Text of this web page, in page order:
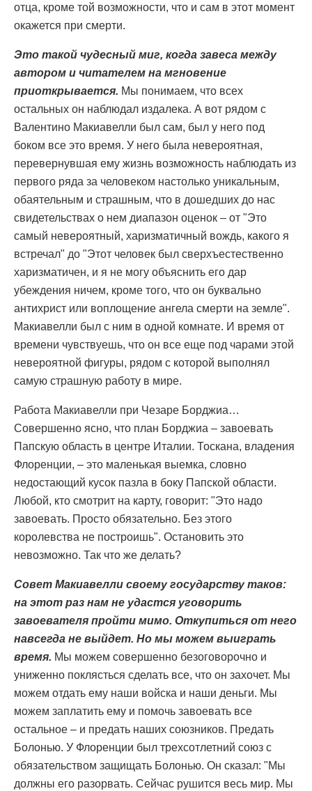
отца, кроме той возможности, что и сам в этот момент
окажется при смерти.
Это такой чудесный миг, когда завеса между
автором и читателем на мгновение
приоткрывается. Мы понимаем, что всех
остальных он наблюдал издалека. А вот рядом с
Валентино Макиавелли был сам, был у него под
боком все это время. У него была невероятная,
перевернувшая ему жизнь возможность наблюдать из
первого ряда за человеком настолько уникальным,
обаятельным и страшным, что в дошедших до нас
свидетельствах о нем диапазон оценок – от "Это
самый невероятный, харизматичный вождь, какого я
встречал" до "Этот человек был сверхъестественно
харизматичен, и я не могу объяснить его дар
убеждения ничем, кроме того, что он буквально
антихрист или воплощение ангела смерти на земле".
Макиавелли был с ним в одной комнате. И время от
времени чувствуешь, что он все еще под чарами этой
невероятной фигуры, рядом с которой выполнял
самую страшную работу в мире.
Работа Макиавелли при Чезаре Борджиа…
Совершенно ясно, что план Борджиа – завоевать
Папскую область в центре Италии. Тоскана, владения
Флоренции, – это маленькая выемка, словно
недостающий кусок пазла в боку Папской области.
Любой, кто смотрит на карту, говорит: "Это надо
завоевать. Просто обязательно. Без этого
королевства не построишь". Остановить это
невозможно. Так что же делать?
Совет Макиавелли своему государству таков:
на этот раз нам не удастся уговорить
завоевателя пройти мимо. Откупиться от него
навсегда не выйдет. Но мы можем выиграть
время. Мы можем совершенно безоговорочно и
униженно поклясться сделать все, что он захочет. Мы
можем отдать ему наши войска и наши деньги. Мы
можем заплатить ему и помочь завоевать все
остальное – и предать наших союзников. Предать
Болонью. У Флоренции был трехсотлетний союз с
обязательством защищать Болонью. Он сказал: "Мы
должны его разорвать. Сейчас рушится весь мир. Мы